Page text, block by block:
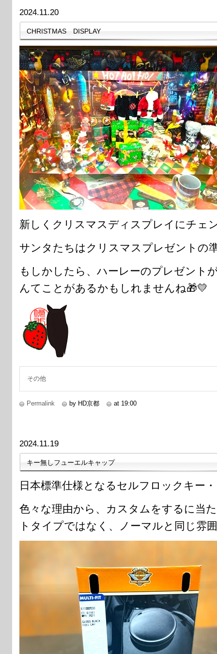
2024.11.20
CHRISTMAS DISPLAY
新しくクリスマスディスプレイにチェ
サンタたちはクリスマスプレゼントの
もしかしたら、ハーレーのプレゼント
んてことがあるかもしれませんね🎁💛
その他
Permalink by HD京都 at 19:00
2024.11.19
キー無しフューエルキャップ
日本標準仕様となるセルフロックキー
色々な理由から、カスタムをするに当
トタイプではなく、ノーマルと同じ雰